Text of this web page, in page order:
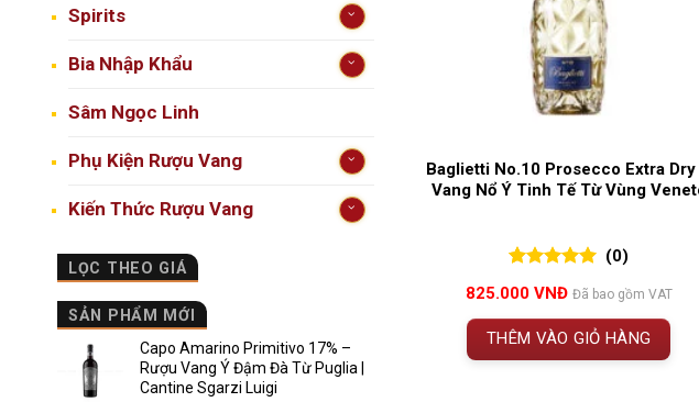
Spirits
Bia Nhập Khẩu
Sâm Ngọc Linh
Phụ Kiện Rượu Vang
Kiến Thức Rượu Vang
LỌC THEO GIÁ
SẢN PHẨM MỚI
Capo Amarino Primitivo 17% –
Rượu Vang Ý Đậm Đà Từ Puglia |
Cantine Sgarzi Luigi
Baglietti No.10 Prosecco Extra Dry
Vang Nổ Ý Tinh Tế Từ Vùng
đánh giá
(0)
825.000 VNĐ Đã bao gồm VAT
THÊM VÀO GIỎ HÀNG